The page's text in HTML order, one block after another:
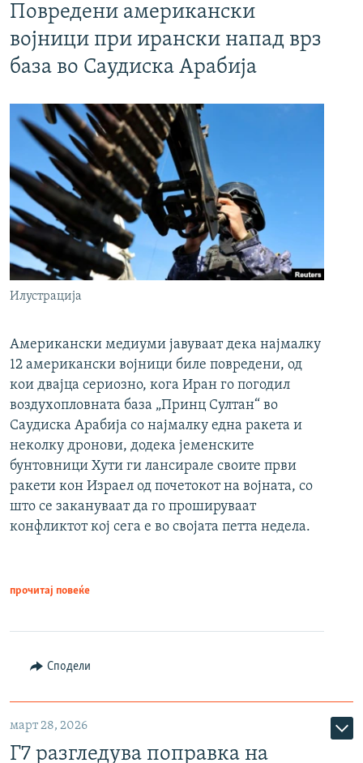
Повредени американски
војници при ирански напад врз
база во Саудиска Арабија
Илустрација
Американски медиуми јавуваат дека најмалку
12 американски војници биле повредени, од
кои двајца сериозно, кога Иран го погодил
воздухопловната база „Принц Султан“ во
Саудиска Арабија со најмалку една ракета и
неколку дронови, додека јеменските
бунтовници Хути ги лансирале своите први
ракети кон Израел од почетокот на војната, со
што се закануваат да го прошируваат
конфликтот кој сега е во својата петта недела.
прочитај повеќе
Сподели
март 28, 2026
Г7 разгледува поправка на